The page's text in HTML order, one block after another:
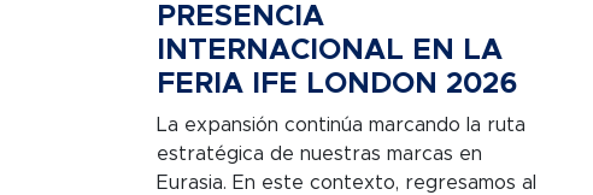
PRESENCIA
INTERNACIONAL EN LA
FERIA IFE LONDON 2026
La expansión continúa marcando la ruta
estratégica de nuestras marcas en
Eurasia. En este contexto, regresamos al